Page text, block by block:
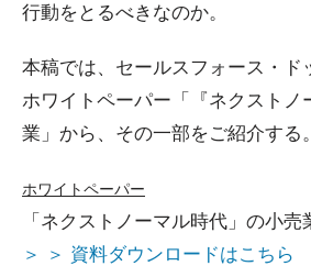
行動をとるべきなのか。
本稿では、セールスフォース・ド
ホワイトペーパー「『ネクストノ
業」から、その一部をご紹介する。
ホワイトペーパー
「ネクストノーマル時代」の小売
＞ ＞ 資料ダウンロードはこちら